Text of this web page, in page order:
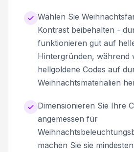
Wählen Sie
Kontrast beibehalten -
funktionieren gut auf
Hintergründen, während
hellgoldene Codes auf
Weihnachtsmaterialien
Dimensionieren Sie Ihre
angemessen für
machen Sie sie